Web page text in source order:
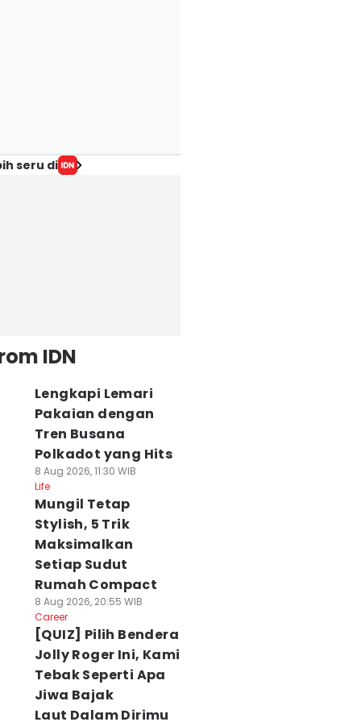
seru di
IDN
Lengkapi Lemari
Pakaian dengan
Tren Busana
Polkadot yang Hits
8 Aug 2026, 11:30 WIB
Life
Mungil Tetap
Stylish, 5 Trik
Maksimalkan
Setiap Sudut
Rumah Compact
8 Aug 2026, 20:55 WIB
Career
[QUIZ] Pilih Bendera
Jolly Roger Ini, Kami
Tebak Seperti Apa
Jiwa Bajak
Laut Dalam Dirimu